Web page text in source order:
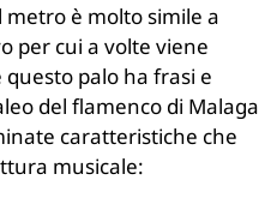
metro è molto simile a
per cui a volte viene
palo ha frasi e
del flamenco di Malaga
caratteristiche che
musicale: